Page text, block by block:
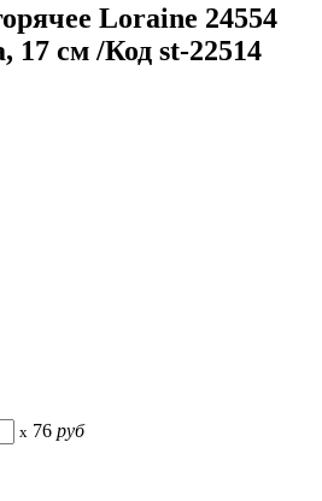
Loraine 24554
17 см /Код st-22514
x 76 руб